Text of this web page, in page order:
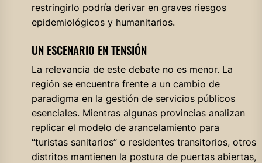
restringirlo podría derivar en graves riesgos
epidemiológicos y humanitarios.
UN ESCENARIO EN TENSIÓN
La relevancia de este debate no es menor. La
región se encuentra frente a un cambio de
paradigma en la gestión de servicios públicos
esenciales. Mientras algunas provincias analizan
replicar el modelo de arancelamiento para
“turistas sanitarios” o residentes transitorios, otros
distritos mantienen la postura de puertas abiertas,